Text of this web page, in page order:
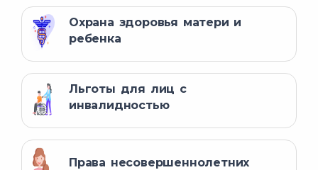
Охрана здоровья матери и
ребенка
Льготы для лиц с
инвалидностью
Права несовершеннолетних